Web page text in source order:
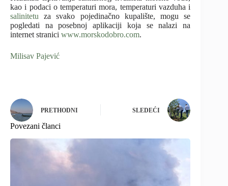
kao i podaci o temperaturi mora, temperaturi vazduha i
salinitetu za svako pojedinačno kupalište, mogu se
pogledati na posebnoj aplikaciji koja se nalazi na
internet stranici www.morskodobro.com.
Milisav Pajević
PRETHODNI SLEDEĆI
Povezani članci